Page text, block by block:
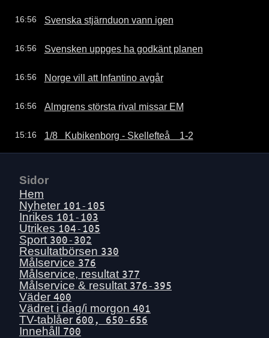
16:56 Svenska stjärnduon vann igen
16:56 Svensken uppges ha godkänt planen
16:56 Norge vill att Infantino avgår
16:56 Almgrens största rival missar EM
15:16 1/8   Kubikenborg - Skellefteå    1-2
Sidor
Hem
Nyheter 101-105
Inrikes 101-103
Utrikes 104-105
Sport 300-302
Resultatbörsen 330
Målservice 376
Målservice, resultat 377
Målservice & resultat 376-395
Väder 400
Vädret i dag/i morgon 401
TV-tablåer 600, 650-656
Innehåll 700